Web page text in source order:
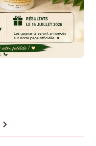
chevron_right